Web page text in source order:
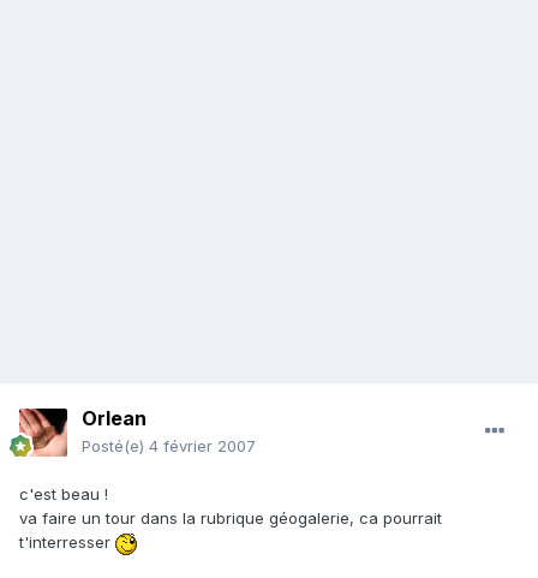
Orlean
Posté(e) 4 février 2007
c'est beau !
va faire un tour dans la rubrique géogalerie, ca pourrait
t'interresser